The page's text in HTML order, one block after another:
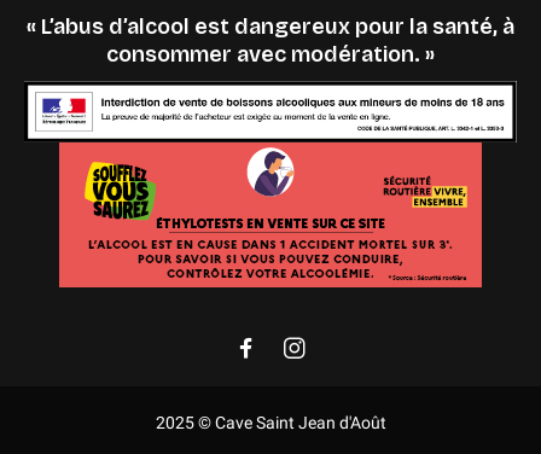
« L’abus d’alcool est dangereux pour la santé, à
consommer avec modération. »
2025 © Cave Saint Jean d'Août